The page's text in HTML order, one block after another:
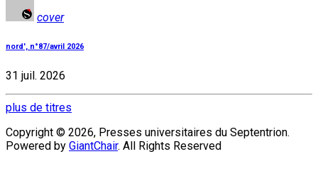
cover
nord', n°87/avril 2026
31 juil. 2026
plus de titres
Copyright © 2026, Presses universitaires du Septentrion.
Powered by GiantChair. All Rights Reserved